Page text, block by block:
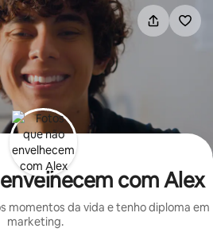
com Alex
momentos da vida e tenho diploma em
marketing.